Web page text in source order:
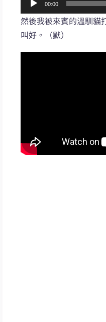
訊
播
放
00:00
然後我被來賓的溫馴貓
叫好。（默）